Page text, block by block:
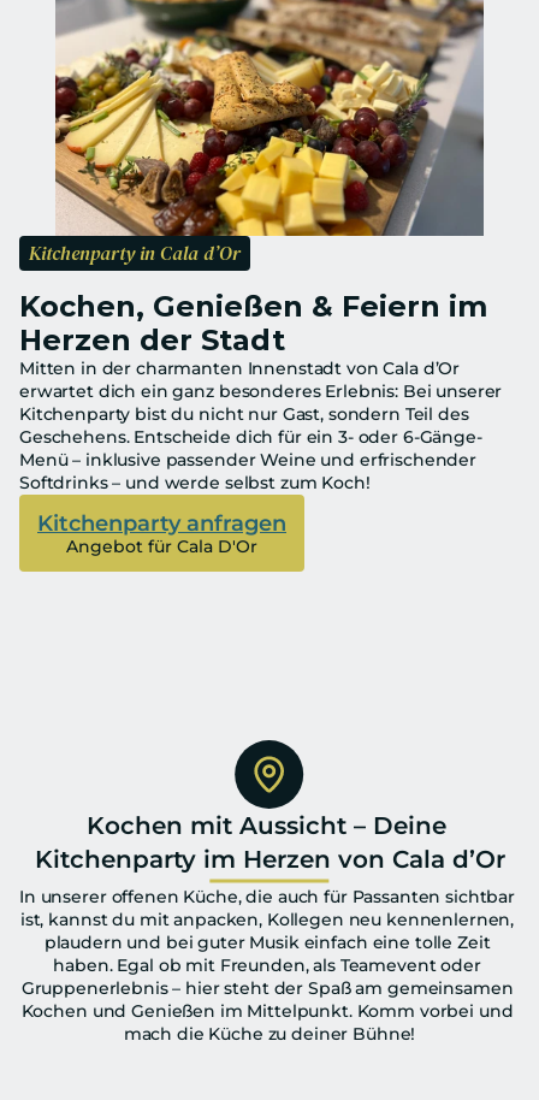
Kitchenparty in Cala d’Or
Kochen, Genießen & Feiern im
Herzen der Stadt
Mitten in der charmanten Innenstadt von Cala d’Or
erwartet dich ein ganz besonderes Erlebnis: Bei unserer
Kitchenparty bist du nicht nur Gast, sondern Teil des
Geschehens. Entscheide dich für ein 3- oder 6-Gänge-
Menü – inklusive passender Weine und erfrischender
Softdrinks – und werde selbst zum Koch!
Kitchenparty anfragen
Angebot für Cala D'Or
Kochen mit Aussicht – Deine
Kitchenparty im Herzen von Cala d’Or
In unserer offenen Küche, die auch für Passanten sichtbar
ist, kannst du mit anpacken, Kollegen neu kennenlernen,
plaudern und bei guter Musik einfach eine tolle Zeit
haben. Egal ob mit Freunden, als Teamevent oder
Gruppenerlebnis – hier steht der Spaß am gemeinsamen
Kochen und Genießen im Mittelpunkt. Komm vorbei und
mach die Küche zu deiner Bühne!